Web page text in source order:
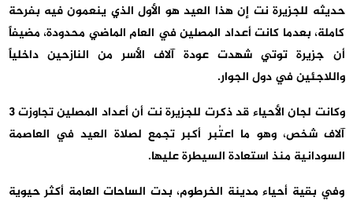
حديثه للجزيرة نت إن هذا العيد هو الأول الذي ينعمون فيه بفرحة
كاملة، بعدما كانت أعداد المصلين في العام الماضي محدودة، مضيفاً
أن جزيرة توتي شهدت عودة آلاف الأسر من النازحين داخلياً
واللاجئين في دول الجوار.
وكانت لجان الأحياء قد ذكرت للجزيرة نت أن أعداد المصلين تجاوزت 3
آلاف شخص، وهو ما اعتُبر أكبر تجمع لصلاة العيد في العاصمة
السودانية منذ استعادة السيطرة عليها.
وفي بقية أحياء مدينة الخرطوم، بدت الساحات العامة أكثر حيوية